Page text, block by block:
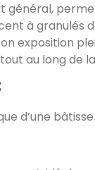
général,
à granulés
exposition
au long de
d’une